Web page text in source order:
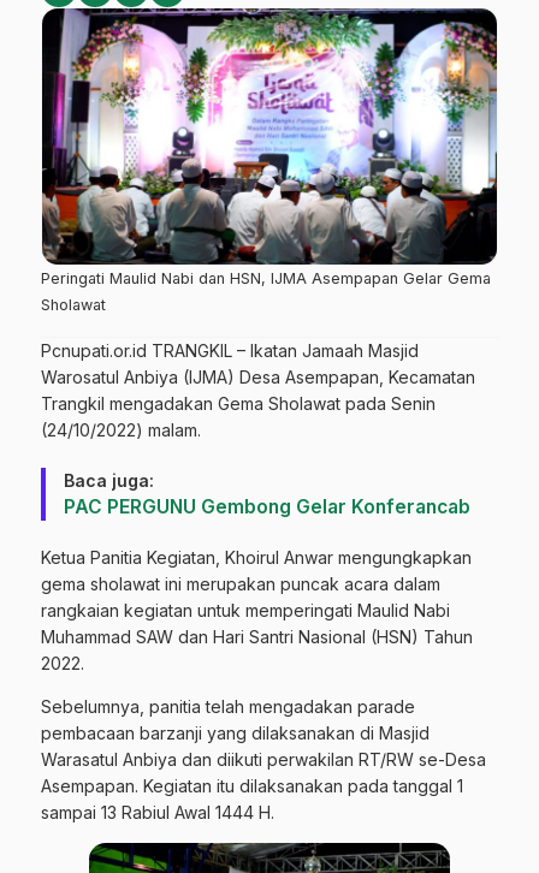
Peringati Maulid Nabi dan HSN, IJMA Asempapan Gelar Gema
Sholawat
Pcnupati.or.id TRANGKIL – Ikatan Jamaah Masjid
Warosatul Anbiya (IJMA) Desa Asempapan, Kecamatan
Trangkil mengadakan Gema Sholawat pada Senin
(24/10/2022) malam.
Baca juga:
PAC PERGUNU Gembong Gelar Konferancab
Ketua Panitia Kegiatan, Khoirul Anwar mengungkapkan
gema sholawat ini merupakan puncak acara dalam
rangkaian kegiatan untuk memperingati Maulid Nabi
Muhammad SAW dan Hari Santri Nasional (HSN) Tahun
2022.
Sebelumnya, panitia telah mengadakan parade
pembacaan barzanji yang dilaksanakan di Masjid
Warasatul Anbiya dan diikuti perwakilan RT/RW se-Desa
Asempapan. Kegiatan itu dilaksanakan pada tanggal 1
sampai 13 Rabiul Awal 1444 H.